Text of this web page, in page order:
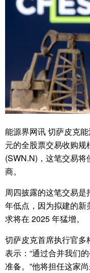
能源界网讯 切萨皮克
元的全股票交易收购
(SWN.N)，这笔交易
商。
周四披露的这笔交易
年低点，因为拟建的
求将在 2025 年猛增。
切萨皮克首席执行官多
表示：“通过合并我们
准备。”他将担任这家